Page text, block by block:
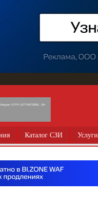
ОГРН 1077746725891, 18+
Каталог СЗИ Услуги